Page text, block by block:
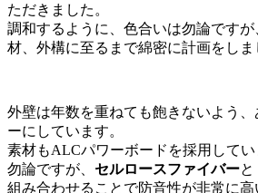
ただきました。
調和するように、色合いは勿論です
材、外構に至るまで綿密に計画をしま
外壁は年数を重ねても飽きないよう
ーにしています。
素材もALCパワーボードを採用して
勿論ですが、 セルロースファイバーと
組み合わせることで防音性が非常に高